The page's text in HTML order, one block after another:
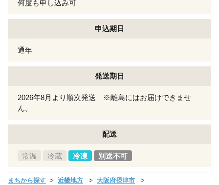
何度も申し込み可
申込期日
通年
発送期日
2026年8月より順次発送 ※離島にはお届けできませ
ん。
配送
常温 冷蔵 冷凍 別送不可
まちから探す 近畿地方 大阪府摂津市